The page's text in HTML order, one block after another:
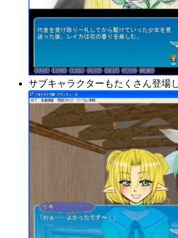
サブキャラクターもたくさん登場